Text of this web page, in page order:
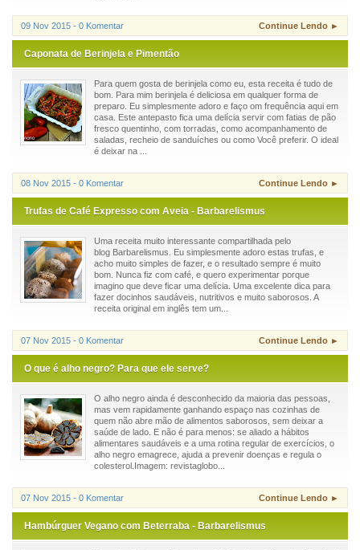
09 Nov 2015 - 0 Komentar Continue Lendo ►
Caponata de Berinjela e Pimentão
Para quem gosta de berinjela como eu, esta receita é tudo de
bom. Para mim berinjela é deliciosa em qualquer forma de
preparo. Eu simplesmente adoro e faço om frequência aqui em
casa. Este antepasto fica uma delícia servir com fatias de pão
fresco quentinho, com torradas, como acompanhamento de
saladas, recheio de sanduíches ou como Você preferir. O ideal
é deixar na ...
08 Nov 2015 - 0 Komentar Continue Lendo ►
Trufas de Café Expresso com Aveia - Barbarelismus
Uma receita muito interessante compartilhada pelo
blog Barbarelismus. Eu simplesmente adoro estas trufas, e
acho muito simples de fazer, e o resultado sempre é muito
bom. Nunca fiz com café, e quero experimentar porque
imagino que deve ficar uma delícia. Uma excelente dica para
fazer docinhos saudáveis, nutritivos e muito saborosos. A
receita original em inglês tem um...
07 Nov 2015 - 0 Komentar Continue Lendo ►
O que é alho negro? Para que ele serve?
O alho negro ainda é desconhecido da maioria das pessoas,
mas vem rapidamente ganhando espaço nas cozinhas de
quem não abre mão de alimentos saborosos, sem deixar a
saúde de lado. E não é para menos: se aliado a hábitos
alimentares saudáveis e a uma rotina regular de exercícios, o
alho negro emagrece, ajuda a prevenir doenças e regula o
colesterol.Imagem: revistaglobo...
07 Nov 2015 - 0 Komentar Continue Lendo ►
Hambúrguer Vegano com Beterraba - Barbarelismus